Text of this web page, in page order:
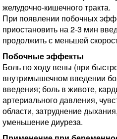
желудочно-кишечного тракта.
При появлении побочных
приостановить на 2-3 мин
продолжить с меньшей
Побочные эффекты
Боль по ходу вены (при
внутримышечном введении
введения; боль в животе,
артериального давления,
области, затруднение
уменьшение диуреза.